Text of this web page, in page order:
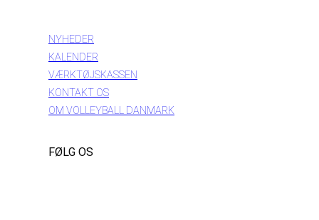
NYHEDER
KALENDER
VÆRKTØJSKASSEN
KONTAKT OS
OM VOLLEYBALL DANMARK
FØLG OS